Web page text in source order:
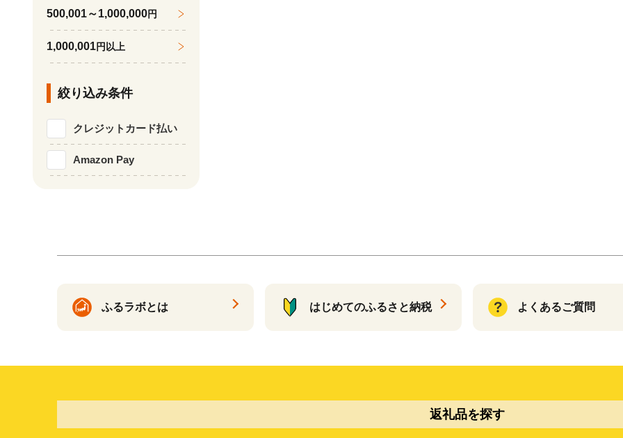
500,001～1,000,000円
1,000,001円以上
絞り込み条件
クレジットカード払い
Amazon Pay
ふるラボとは はじめてのふるさと納税 よくあるご質問
返礼品を探す